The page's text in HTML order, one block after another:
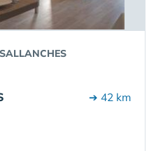
➔ 42 km